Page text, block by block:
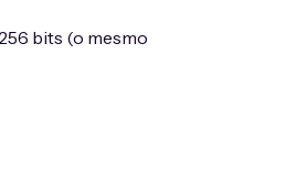
bits (o mesmo